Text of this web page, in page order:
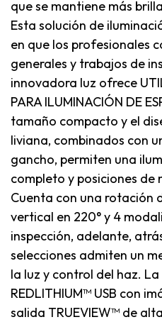
que se mantiene más
Esta solución de
en que los profesionales
generales y trabajos de
innovadora luz ofrece
PARA ILUMINACIÓN DE
tamaño compacto y el
liviana, combinados con
gancho, permiten una
completo y posiciones de
Cuenta con una rotación
vertical en 220° y 4
inspección, adelante,
selecciones admiten un
la luz y control del haz.
REDLITHIUM™ USB con
salida TRUEVIEW™ de